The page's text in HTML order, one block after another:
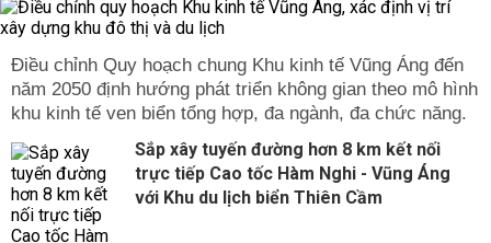
Điều chỉnh Quy hoạch chung Khu kinh tế Vũng Áng đến
năm 2050 định hướng phát triển không gian theo mô hình
khu kinh tế ven biển tổng hợp, đa ngành, đa chức năng.
Sắp xây tuyến đường hơn 8 km kết nối
trực tiếp Cao tốc Hàm Nghi - Vũng Áng
với Khu du lịch biển Thiên Cầm